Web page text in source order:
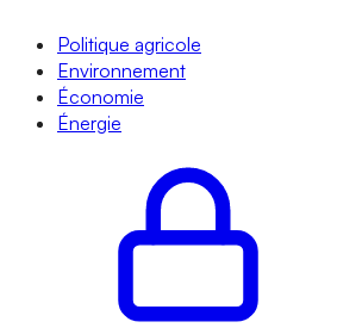
Politique agricole
Environnement
Économie
Énergie